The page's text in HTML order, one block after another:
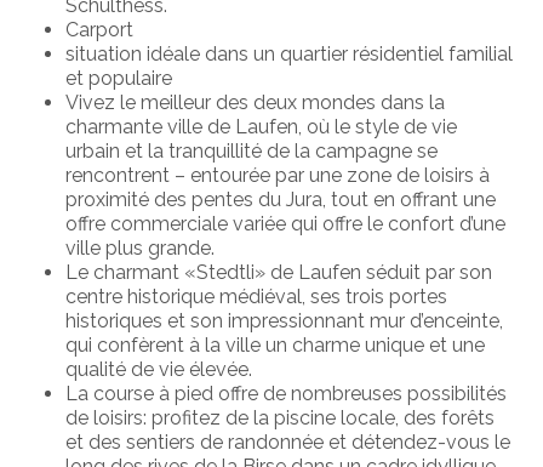
Schulthess.
Carport
situation idéale dans un quartier résidentiel familial
et populaire
Vivez le meilleur des deux mondes dans la
charmante ville de Laufen, où le style de vie
urbain et la tranquillité de la campagne se
rencontrent – entourée par une zone de loisirs à
proximité des pentes du Jura, tout en offrant une
offre commerciale variée qui offre le confort d’une
ville plus grande.
Le charmant «Stedtli» de Laufen séduit par son
centre historique médiéval, ses trois portes
historiques et son impressionnant mur d’enceinte,
qui confèrent à la ville un charme unique et une
qualité de vie élevée.
La course à pied offre de nombreuses possibilités
de loisirs: profitez de la piscine locale, des forêts
et des sentiers de randonnée et détendez-vous le